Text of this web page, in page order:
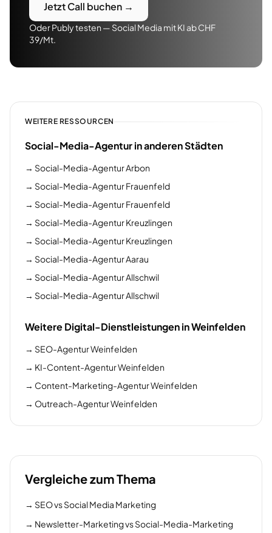
Jetzt Call buchen →
Oder Publy testen — Social Media mit KI ab CHF
39/Mt.
WEITERE RESSOURCEN
Social-Media-Agentur in anderen Städten
→ Social-Media-Agentur Arbon
→ Social-Media-Agentur Frauenfeld
→ Social-Media-Agentur Frauenfeld
→ Social-Media-Agentur Kreuzlingen
→ Social-Media-Agentur Kreuzlingen
→ Social-Media-Agentur Aarau
→ Social-Media-Agentur Allschwil
→ Social-Media-Agentur Allschwil
Weitere Digital-Dienstleistungen in Weinfelden
→ SEO-Agentur Weinfelden
→ KI-Content-Agentur Weinfelden
→ Content-Marketing-Agentur Weinfelden
→ Outreach-Agentur Weinfelden
Vergleiche zum Thema
→ SEO vs Social Media Marketing
→ Newsletter-Marketing vs Social-Media-Marketing